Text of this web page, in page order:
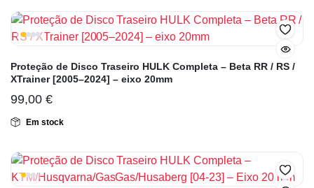
Proteção de Disco Traseiro HULK Completa – Beta RR / RS /
XTrainer [2005–2024] – eixo 20mm
99,00 €
Em stock